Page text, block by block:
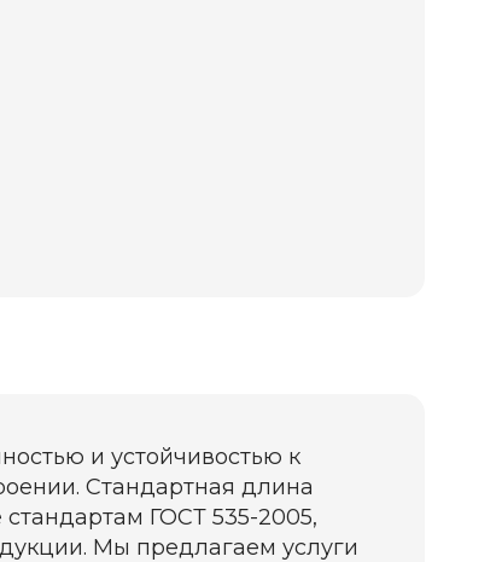
и устойчивостью к
Стандартная длина
стандартам ГОСТ 535-2005,
Мы предлагаем услуги